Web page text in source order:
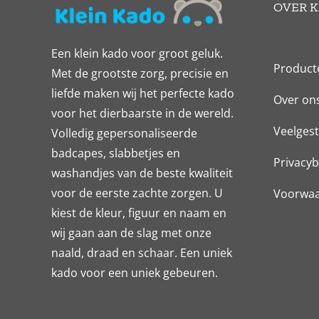
Een klein kado voor groot geluk.
Met de grootste zorg, precisie en
liefde maken wij het perfecte kado
voor het dierbaarste in de wereld.
Volledig gepersonaliseerde
badcapes, slabbetjes en
washandjes van de beste kwaliteit
voor de eerste zachte zorgen. U
kiest de kleur, figuur en naam en
wij gaan aan de slag met onze
naald, draad en schaar. Een uniek
kado voor een uniek gebeuren.
OVER
Over